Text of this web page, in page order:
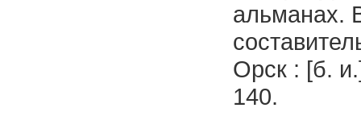
альманах.
Орск : [б.
140.